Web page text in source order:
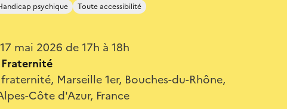
psychique Toute accessibilité
mai 2026 de 17h à 18h
Marseille 1er, Bouches-du-Rhône,
Côte d'Azur, France